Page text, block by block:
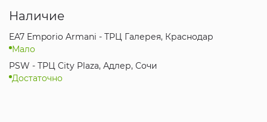
Наличие
EA7 Emporio Armani - ТРЦ Галерея, Краснодар
Мало
PSW - ТРЦ City Plaza, Адлер, Сочи
Достаточно